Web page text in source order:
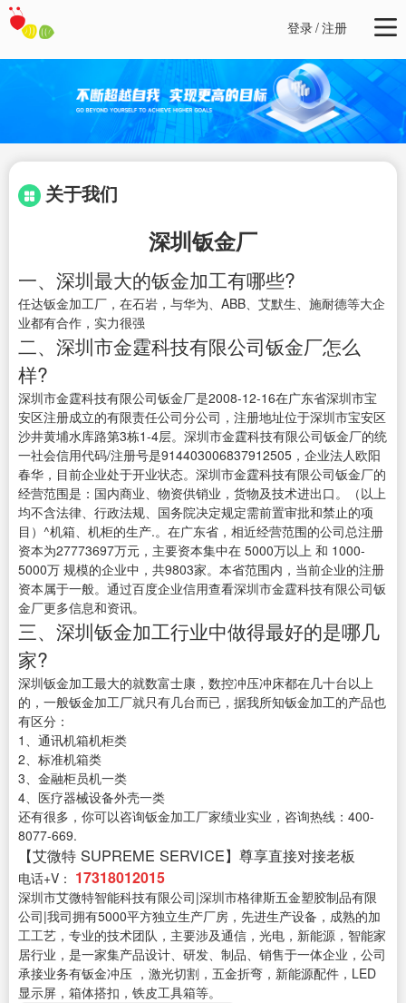
登录/注册
关于我们
深圳钣金厂
一、深圳最大的钣金加工有哪些?
任达钣金加工厂，在石岩，与华为、ABB、艾默生、施耐德等大企
业都有合作，实力很强
二、深圳市金霆科技有限公司钣金厂怎么
样?
深圳市金霆科技有限公司钣金厂是2008-12-16在广东省深圳市宝
安区注册成立的有限责任公司分公司，注册地址位于深圳市宝安区
沙井黄埔水库路第3栋1-4层。深圳市金霆科技有限公司钣金厂的统
一社会信用代码/注册号是914403006837912505，企业法人欧阳
春华，目前企业处于开业状态。深圳市金霆科技有限公司钣金厂的
经营范围是：国内商业、物资供销业，货物及技术进出口。（以上
均不含法律、行政法规、国务院决定规定需前置审批和禁止的项
目）^机箱、机柜的生产.。在广东省，相近经营范围的公司总注册
资本为27773697万元，主要资本集中在 5000万以上 和 1000-
5000万 规模的企业中，共9803家。本省范围内，当前企业的注册
资本属于一般。通过百度企业信用查看深圳市金霆科技有限公司钣
金厂更多信息和资讯。
三、深圳钣金加工行业中做得最好的是哪几
家?
深圳钣金加工最大的就数富士康，数控冲压冲床都在几十台以上
的，一般钣金加工厂就只有几台而已，据我所知钣金加工的产品也
有区分：
1、通讯机箱机柜类
2、标准机箱类
3、金融柜员机一类
4、医疗器械设备外壳一类
还有很多，你可以咨询钣金加工厂家绩业实业，咨询热线：400-
8077-669.
【艾微特 SUPREME SERVICE】尊享直接对接老板
电话+V： 17318012015
深圳市艾微特智能科技有限公司|深圳市格律斯五金塑胶制品有限
公司|我司拥有5000平方独立生产厂房，先进生产设备，成熟的加
工工艺，专业的技术团队，主要涉及通信，光电，新能源，智能家
居行业，是一家集产品设计、研发、制品、销售于一体企业，公司
承接业务有钣金冲压 ，激光切割，五金折弯，新能源配件，LED
显示屏，箱体搭扣，铁皮工具箱等。